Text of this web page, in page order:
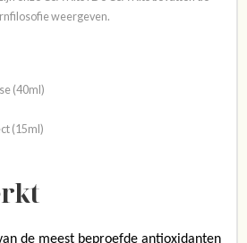
weergeven.
(40ml)
(15ml)
de meest beproefde antioxidanten